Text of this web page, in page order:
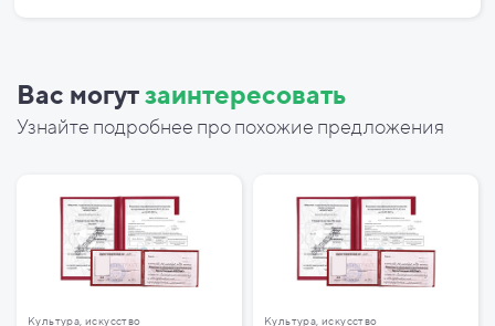
Вас могутзаинтересовать
Узнайте подробнее про похожие предложения
Культура, искусство Культура, искусство